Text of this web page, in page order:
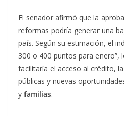
El senador afirmó que la
reformas podría generar una
país. Según su estimación, el
300 o 400 puntos para
facilitaría el acceso al crédito,
públicas y nuevas
y familias.